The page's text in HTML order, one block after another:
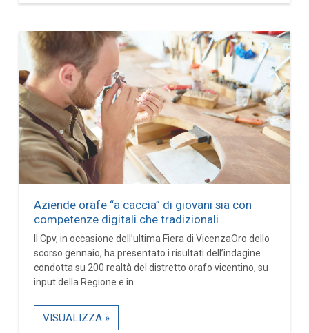
Aziende orafe “a caccia” di giovani sia con
competenze digitali che tradizionali
Il Cpv, in occasione dell’ultima Fiera di VicenzaOro dello
scorso gennaio, ha presentato i risultati dell’indagine
condotta su 200 realtà del distretto orafo vicentino, su
input della Regione e in...
VISUALIZZA »